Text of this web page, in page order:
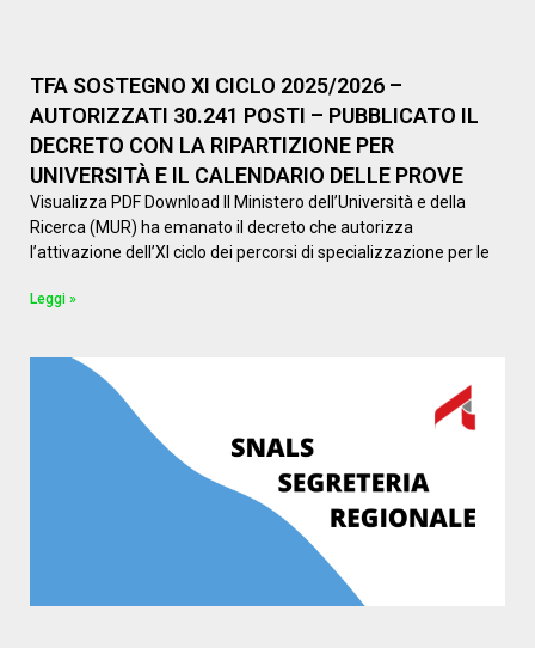
TFA SOSTEGNO XI CICLO 2025/2026 –
AUTORIZZATI 30.241 POSTI – PUBBLICATO IL
DECRETO CON LA RIPARTIZIONE PER
UNIVERSITÀ E IL CALENDARIO DELLE PROVE
Visualizza PDF Download Il Ministero dell’Università e della
Ricerca (MUR) ha emanato il decreto che autorizza
l’attivazione dell’XI ciclo dei percorsi di specializzazione per le
Leggi »